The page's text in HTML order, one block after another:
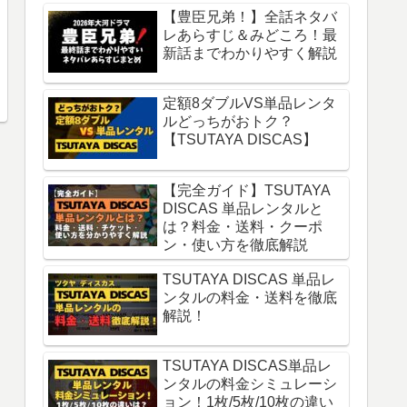
【豊臣兄弟！】全話ネタバ
レあらすじ＆みどころ！最
新話までわかりやすく解説
定額8ダブルVS単品レンタ
ルどっちがおトク？
【TSUTAYA DISCAS】
【完全ガイド】TSUTAYA
DISCAS 単品レンタルと
は？料金・送料・クーポ
ン・使い方を徹底解説
TSUTAYA DISCAS 単品レ
ンタルの料金・送料を徹底
解説！
TSUTAYA DISCAS単品レ
ンタルの料金シミュレーシ
ョン！1枚/5枚/10枚の違い